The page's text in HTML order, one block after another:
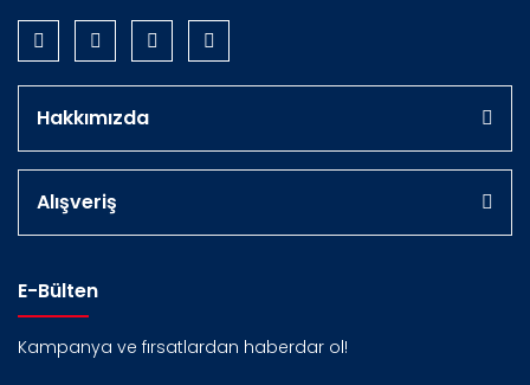
Hakkımızda
Alışveriş
E-Bülten
Kampanya ve fırsatlardan haberdar ol!